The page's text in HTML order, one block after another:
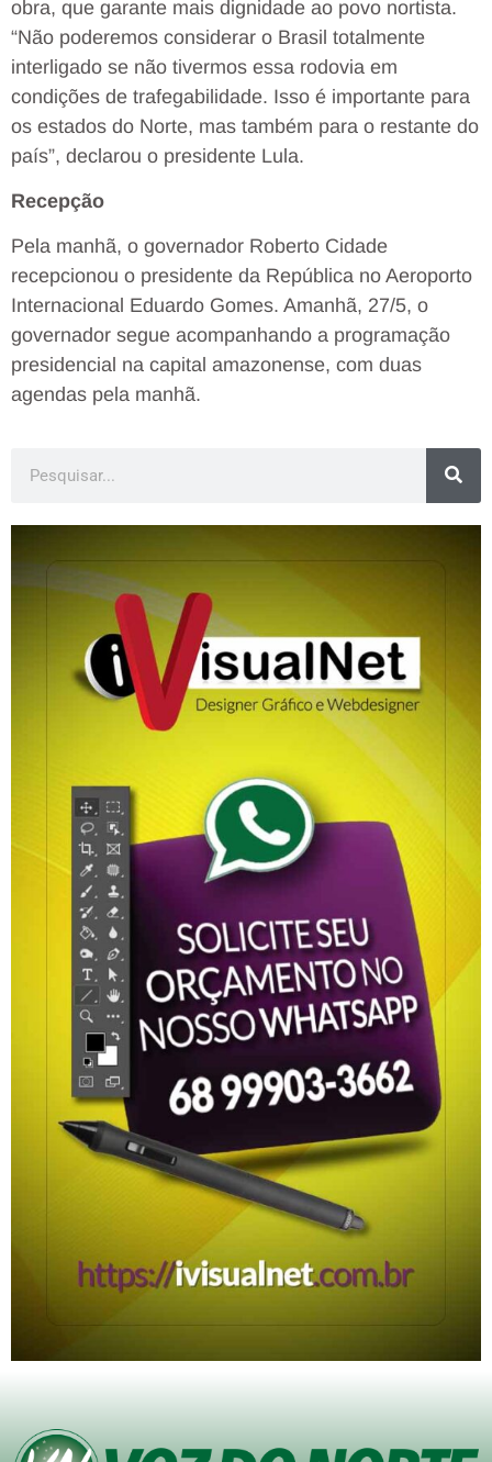
obra, que garante mais dignidade ao povo nortista.
“Não poderemos considerar o Brasil totalmente
interligado se não tivermos essa rodovia em
condições de trafegabilidade. Isso é importante para
os estados do Norte, mas também para o restante do
país”, declarou o presidente Lula.
Recepção
Pela manhã, o governador Roberto Cidade
recepcionou o presidente da República no Aeroporto
Internacional Eduardo Gomes. Amanhã, 27/5, o
governador segue acompanhando a programação
presidencial na capital amazonense, com duas
agendas pela manhã.